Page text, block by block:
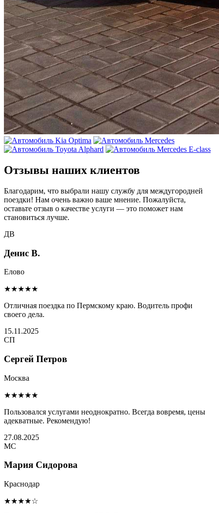
Отзывы наших клиентов
Благодарим, что выбрали нашу службу для междугородней
поездки! Нам очень важно ваше мнение. Пожалуйста,
оставьте отзыв о качестве услуги — это поможет нам
становиться лучше.
ДВ
Денис В.
Елово
★★★★★
Отличная поездка по Пермскому краю. Водитель профи
своего дела.
15.11.2025
СП
Сергей Петров
Москва
★★★★★
Пользовался услугами неоднократно. Всегда вовремя, цены
адекватные. Рекомендую!
27.08.2025
МС
Мария Сидорова
Краснодар
★★★★☆